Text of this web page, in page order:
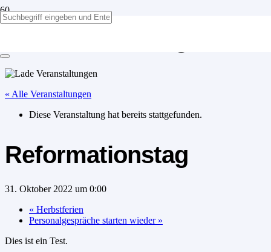
« Alle Veranstaltungen
Diese Veranstaltung hat bereits stattgefunden.
Reformationstag
31. Oktober 2022 um 0:00
« Herbstferien
Personalgespräche starten wieder »
Dies ist ein Test.